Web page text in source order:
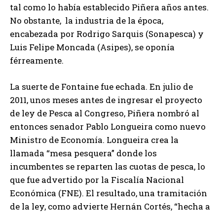
tal como lo había establecido Piñera años antes.
No obstante, la industria de la época,
encabezada por Rodrigo Sarquis (Sonapesca) y
Luis Felipe Moncada (Asipes), se oponía
férreamente.
La suerte de Fontaine fue echada. En julio de
2011, unos meses antes de ingresar el proyecto
de ley de Pesca al Congreso, Piñera nombró al
entonces senador Pablo Longueira como nuevo
Ministro de Economía. Longueira crea la
llamada “mesa pesquera” donde los
incumbentes se reparten las cuotas de pesca, lo
que fue advertido por la Fiscalía Nacional
Económica (FNE). El resultado, una tramitación
de la ley, como advierte Hernán Cortés, “hecha a